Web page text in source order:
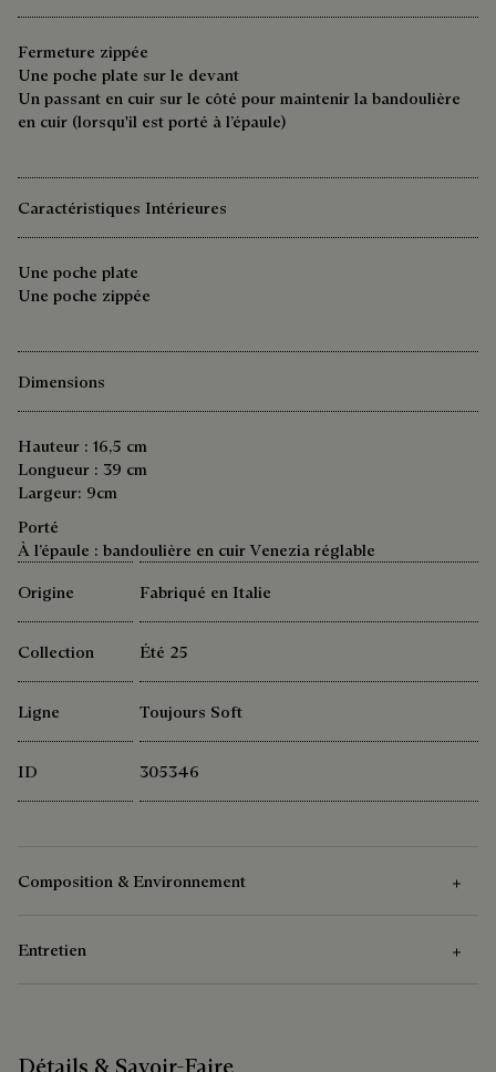
Fermeture zippée
Une poche plate sur le devant
Un passant en cuir sur le côté pour maintenir la bandoulière
en cuir (lorsqu'il est porté à l’épaule)
Caractéristiques Intérieures
Une poche plate
Une poche zippée
Dimensions
Hauteur : 16,5 cm
Longueur : 39 cm
Largeur: 9cm
Porté
À l’épaule : bandoulière en cuir Venezia réglable
Origine
Fabriqué en Italie
Collection Été 25
Ligne Toujours Soft
ID 305346
Composition & Environnement
Doublure en coton et lin
Entretien